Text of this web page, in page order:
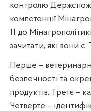
контролю
компетенції
11 до
зачитати, які вони
Перше –
безпечності та
продуктів. Третє –
Четверте –